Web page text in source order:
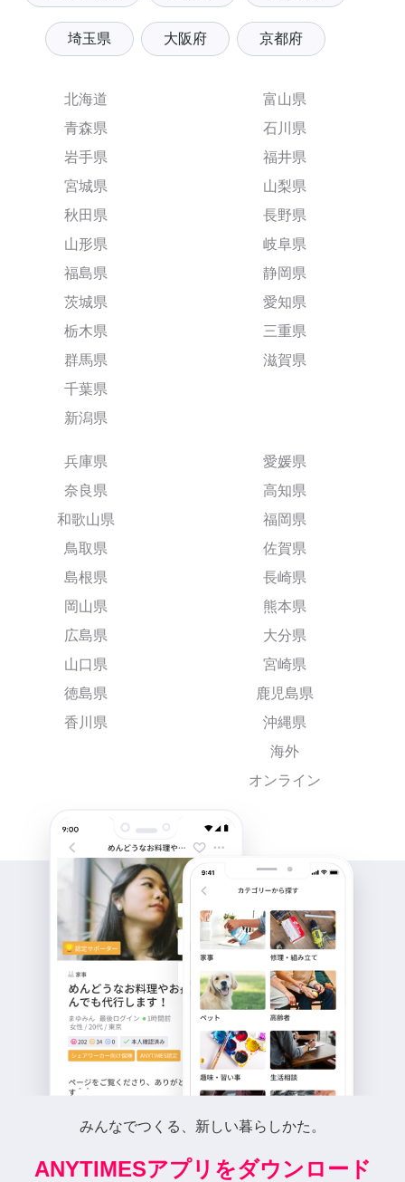
埼玉県 大阪府 京都府
北海道
青森県
岩手県
宮城県
秋田県
山形県
福島県
茨城県
栃木県
群馬県
千葉県
新潟県
富山県
石川県
福井県
山梨県
長野県
岐阜県
静岡県
愛知県
三重県
滋賀県
兵庫県
奈良県
和歌山県
鳥取県
島根県
岡山県
広島県
山口県
徳島県
香川県
愛媛県
高知県
福岡県
佐賀県
長崎県
熊本県
大分県
宮崎県
鹿児島県
沖縄県
海外
オンライン
みんなでつくる、新しい暮らしかた。
ANYTIMESアプリをダウンロード